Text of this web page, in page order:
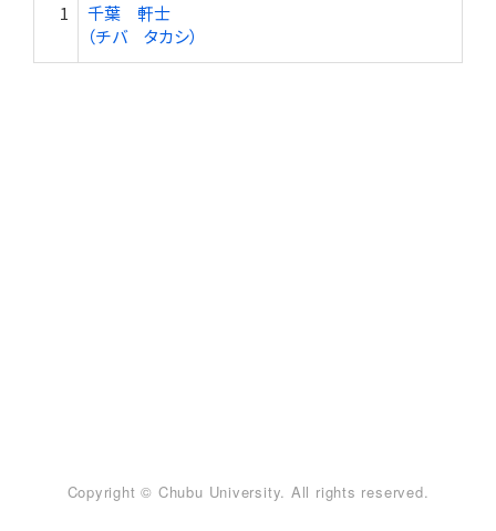
1
千葉 軒士
（チバ タカシ）
Copyright © Chubu University. All rights reserved.